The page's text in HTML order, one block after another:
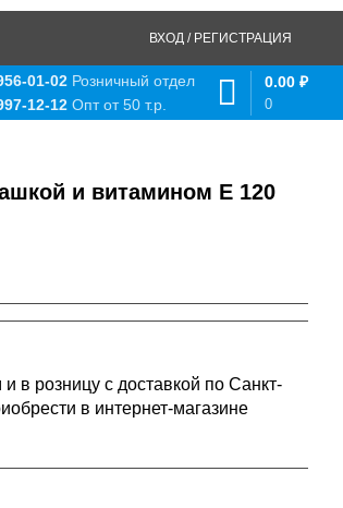
ВХОД / РЕГИСТРАЦИЯ
01-02 Розничный отдел
12-12 Опт от 50 т.р. 0
0.00 ₽
и витамином Е 120
в розницу с доставкой по Санкт-
в интернет-магазине